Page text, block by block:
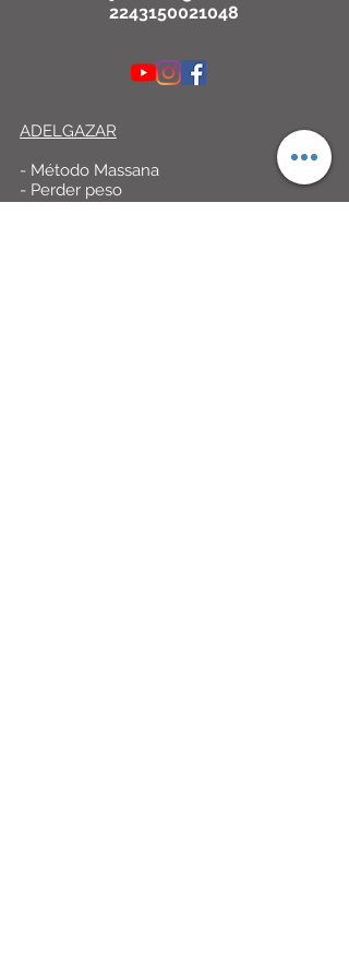
2243150021048
ADELGAZAR
- Método Massana
- Perder peso